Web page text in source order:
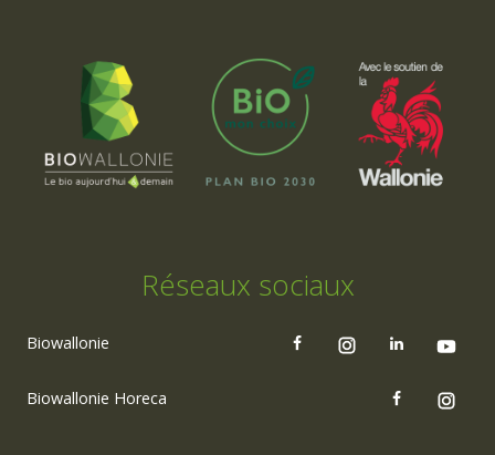
Réseaux sociaux
Biowallonie
Biowallonie Horeca